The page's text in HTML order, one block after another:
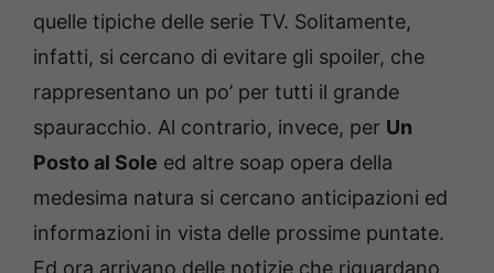
quelle tipiche delle serie TV. Solitamente,
infatti, si cercano di evitare gli spoiler, che
rappresentano un po’ per tutti il grande
spauracchio. Al contrario, invece, per Un
Posto al Sole ed altre soap opera della
medesima natura si cercano anticipazioni ed
informazioni in vista delle prossime puntate.